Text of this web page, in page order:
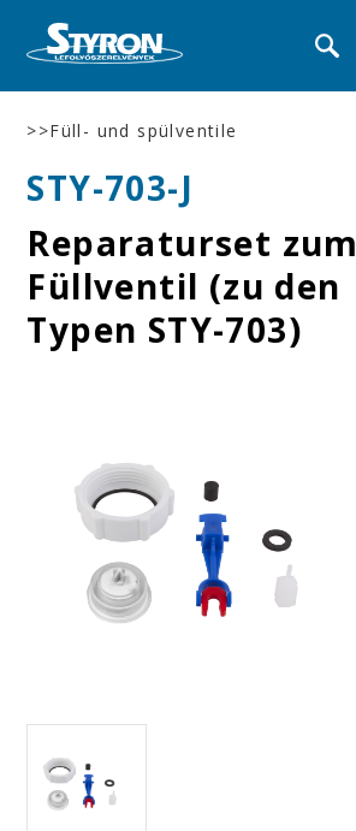
>>Füll- und spülventile
STY-703-J
Reparaturset zum
Füllventil (zu den
Typen STY-703)